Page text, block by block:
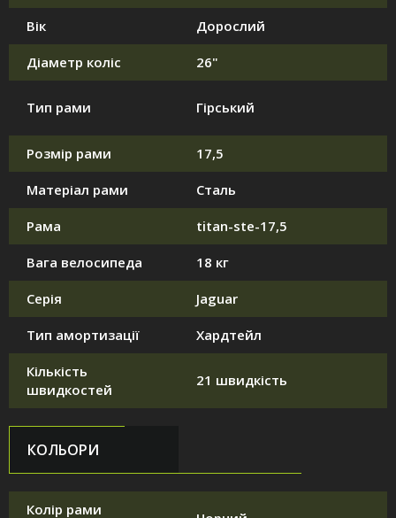
Вік Дорослий
Діаметр коліс 26"
Тип рами Гірський
Розмір рами 17,5
Матеріал рами Сталь
Рама titan-ste-17,5
Вага велосипеда 18 кг
Серія Jaguar
Тип амортизації Хардтейл
Кількість
швидкостей
21 швидкість
КОЛЬОРИ
Колір рами